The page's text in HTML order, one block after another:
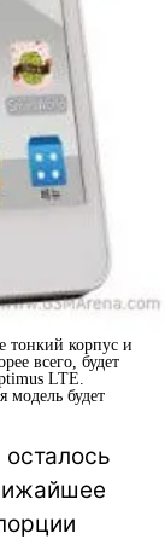
тонкий корпус и
всего, будет
LTE.
модель будет